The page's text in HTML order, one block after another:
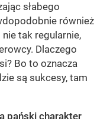
słabego
również
tak regularnie,
Dlaczego
Bo to oznacza
są sukcesy, tam
pański charakter